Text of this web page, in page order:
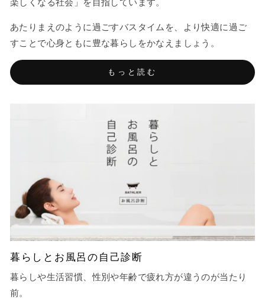
あたりまえのように過ごすバスタイムを、より快適に過ご
すことで心身ともに豊な暮らしをかなえましょう。
もっと読む
暮らしとお風呂の自己診断
暮らしや生活習慣、性別や年齢で疲れ方が違うのが当たり
前。